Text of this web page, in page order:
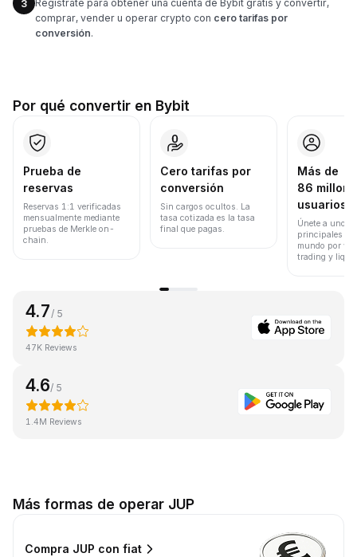
3
Regístrate para obtener una cuenta de Bybit gratis y convertir,
comprar, vender u operar crypto con cero tarifas por
conversión.
Por qué convertir en Bybit
Prueba de
reservas
Reservas 1:1 verificadas
mensualmente mediante
pruebas de Merkle on-
chain.
Cero tarifas por
conversión
Sin cargos ocultos. La
tasa cotizada es la tasa
final que pagas.
Más de
86
usuarios
Únete a uno
principales
mundo por
trading y
4.7 / 5
47K Reviews
4.6/ 5
1.4M Reviews
Más formas de operar JUP
Compra JUP con fiat